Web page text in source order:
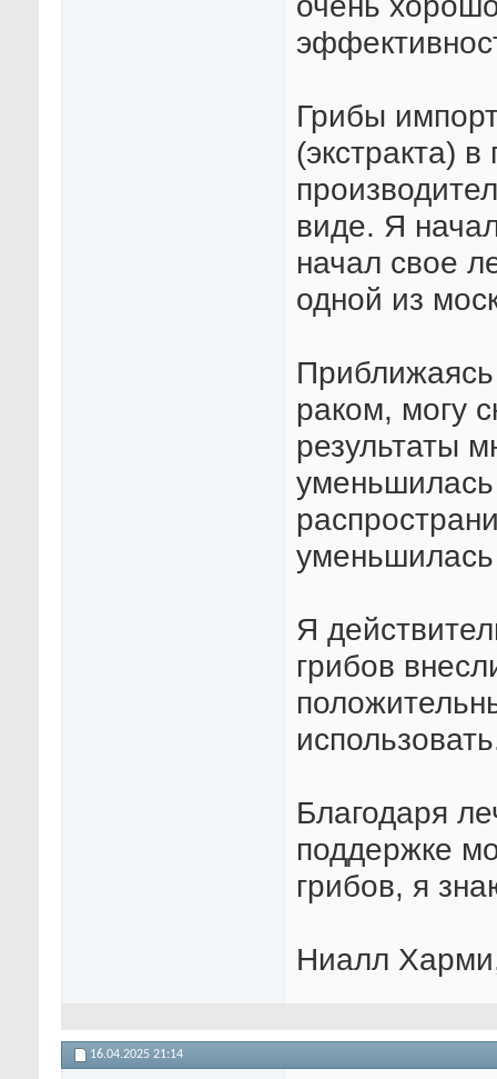
Грибы
(экстракта)
виде. Я
начал свое
одной из
раком, могу
результаты
Я
грибов
Благодаря
поддержке
грибов, я
Ниалл
16.04.2025 21:14